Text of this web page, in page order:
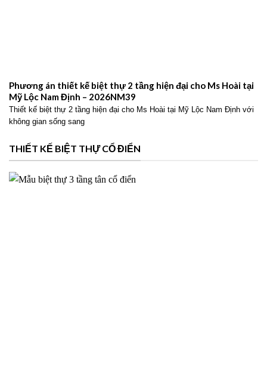
Phương án thiết kế biệt thự 2 tầng hiện đại cho Ms Hoài tại
Mỹ Lộc Nam Định – 2026NM39
Thiết kế biệt thự 2 tầng hiện đại cho Ms Hoài tại Mỹ Lộc Nam Định với
không gian sống sang
THIẾT KẾ BIỆT THỰ CỔ ĐIỂN